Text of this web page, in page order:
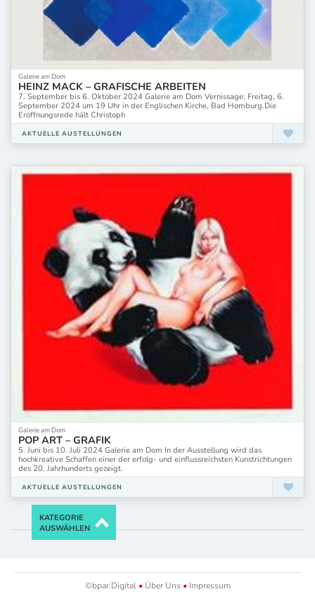
Galerie am Dom
HEINZ MACK – GRAFISCHE ARBEITEN
7. September bis 6. Oktober 2024 Galerie am Dom Vernissage: Freitag, 6.
September 2024 um 19 Uhr in der Englischen Kirche, Bad Homburg.Die
Eröffnungsrede hält Christoph
AKTUELLE AUSTELLUNGEN
Galerie am Dom
POP ART – GRAFIK
5. Juni bis 10. Juli 2024 Galerie am Dom In der Ausstellung wird das
hochkreative Schaffen einer der erfolg- und einflussreichsten Kunstrichtungen
des 20. Jahrhunderts gezeigt.
AKTUELLE AUSTELLUNGEN
©bpar.Digital •Über Uns •Impressum
KATEGORIE
AUSWÄHLEN